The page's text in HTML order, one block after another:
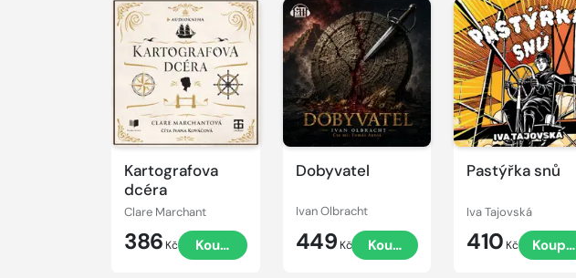
Kartografova
dcéra
Clare Marchant
386 Kč Koupit
Přehrát
ukázku
Dobyvatel
Ivan Olbracht
449 Kč Koupit
Přehrát
ukázku
Pastýřka snů
Iva Tajovská
410 Kč Koupit
Přehrát
ukázku